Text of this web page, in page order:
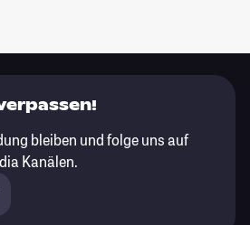
bleiben und folge uns auf
Kanälen.